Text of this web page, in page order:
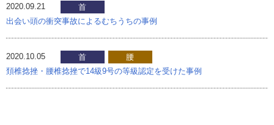
2020.09.21
首
出会い頭の衝突事故によるむちうちの事例
2020.10.05 首
腰
頚椎捻挫・腰椎捻挫で14級9号の等級認定を受けた事例